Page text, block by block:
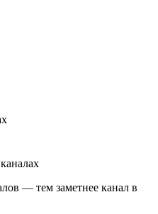
каналах
— тем заметнее канал в